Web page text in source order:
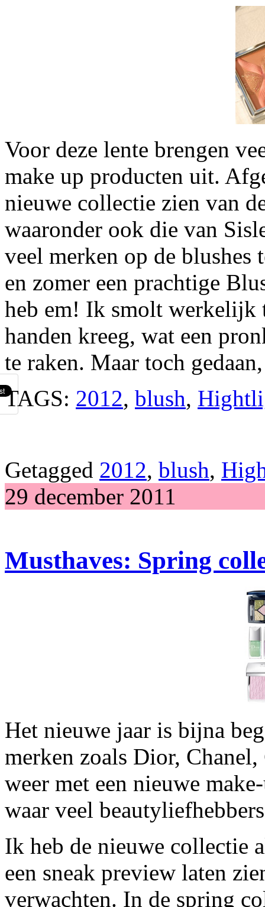
Voor deze lente brengen
make up producten uit.
nieuwe collectie zien van
waaronder ook die van
veel merken op de blushes
en zomer een prachtige
heb em! Ik smolt werkelijk
handen kreeg, wat een
te raken. Maar toch
TAGS: 2012, blush,
Getagged 2012, blush,
29 december 2011
Musthaves: Spring
Het nieuwe jaar is bijna
merken zoals Dior,
weer met een nieuwe
waar veel
Ik heb de nieuwe collectie
een sneak preview laten
verwachten. In de spring